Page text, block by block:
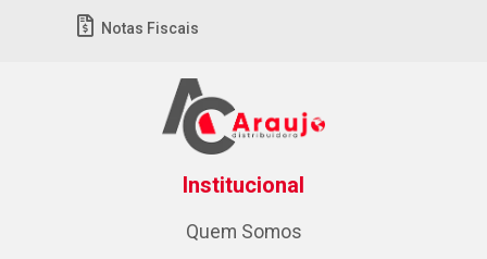
Notas Fiscais
Institucional
Quem Somos